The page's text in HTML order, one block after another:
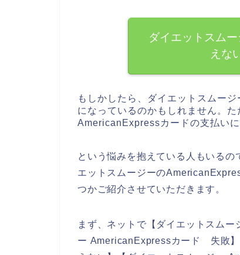
ダイエットスム
えな
もしかしたら、ダイエットスムー
になっているのかもしれません。
AmericanExpressカードの支払いに
という悩みを抱えている人もいる
エットスムージーの
つかご紹介させていただきます。
まず、ネットで【ダイエットスム
ー AmericanExpressカード 失敗